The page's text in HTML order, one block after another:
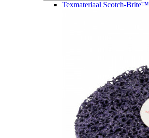
Texmateriaal Scotch-Brite™